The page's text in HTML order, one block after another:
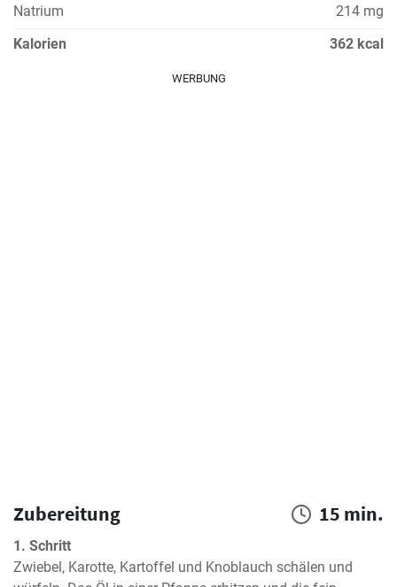
Natrium
214 mg
Kalorien
362 kcal
WERBUNG
Zubereitung 15 min.
1. Schritt
Zwiebel, Karotte, Kartoffel und Knoblauch schälen und